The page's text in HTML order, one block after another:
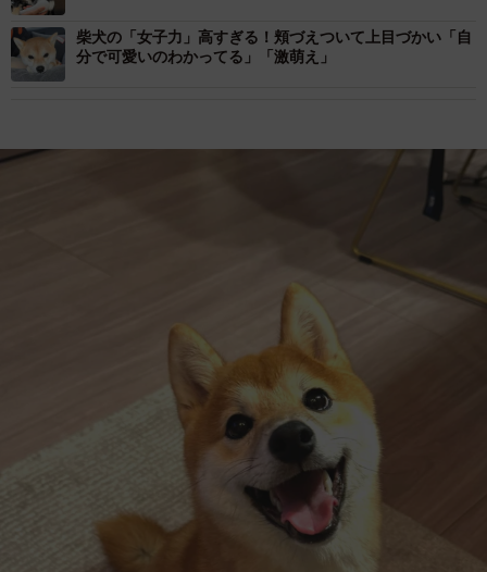
柴犬の「女子力」高すぎる！頬づえついて上目づかい「自
分で可愛いのわかってる」「激萌え」